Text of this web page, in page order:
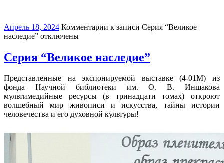
Апрель 18, 2024 Комментарии к записи Серия “Великое
наследие” отключены
Серия “Великое наследие”
Представленные на экспонируемой выставке (4-01М) из
фонда Научной библиотеки им. О. В. Иншакова
мультимедийные ресурсы (в тринадцати томах) откроют
волшебный мир живописи и искусства, тайны истории
человечества и его духовной культуры!